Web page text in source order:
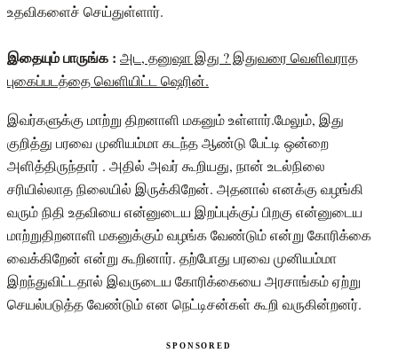
உதவிகளைச் செய்துள்ளார்.
இதையும் பாருங்க : அட, தனுஷா இது ? இதுவரை வெளிவராத
புகைப்படத்தை வெளியிட்ட ஷெரின்.
இவர்களுக்கு மாற்று திறனாளி மகனும் உள்ளார்.மேலும், இது
குறித்து பரவை முனியம்மா கடந்த ஆண்டு பேட்டி ஒன்றை
அளித்திருந்தார் . அதில் அவர் கூறியது, நான் உடல்நிலை
சரியில்லாத நிலையில் இருக்கிறேன். அதனால் எனக்கு வழங்கி
வரும் நிதி உதவியை என்னுடைய இறப்புக்குப் பிறகு என்னுடைய
மாற்றுதிறனாளி மகனுக்கும் வழங்க வேண்டும் என்று கோரிக்கை
வைக்கிறேன் என்று கூறினார். தற்போது பரவை முனியம்மா
இறந்துவிட்டதால் இவருடைய கோரிக்கையை அரசாங்கம் ஏற்று
செயல்படுத்த வேண்டும் என நெட்டிசன்கள் கூறி வருகின்றனர்.